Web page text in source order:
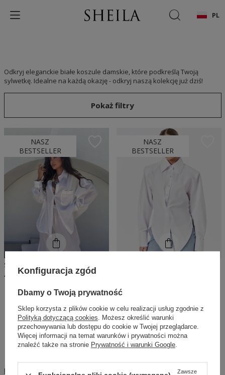
PL
Odkryj eleganckie białe koszule damskie, które podkreślą Twoją
sylwetkę. Idealne na każdą okazję - odkryj naszą kolekcję już dziś!
Pokaż filtry
NASZ
BESTSELLER
429,00 PLN
NASZ
BESTSELLER
Białe koszule damskie -
ponadczasowa elegancja w
nowoczesnym wydaniu
Białe koszule damskie
od lat pozostają synonimem klasy,
Konfiguracja zgód
Dbamy o Twoją prywatność
Sklep korzysta z plików cookie w celu realizacji usług zgodnie z
Polityką dotyczącą cookies . Możesz określić warunki
przechowywania lub dostępu do cookie w Twojej przeglądarce.
Więcej informacji na temat warunków i prywatności można
znaleźć także na stronie Prywatność i warunki Google
Zawsze